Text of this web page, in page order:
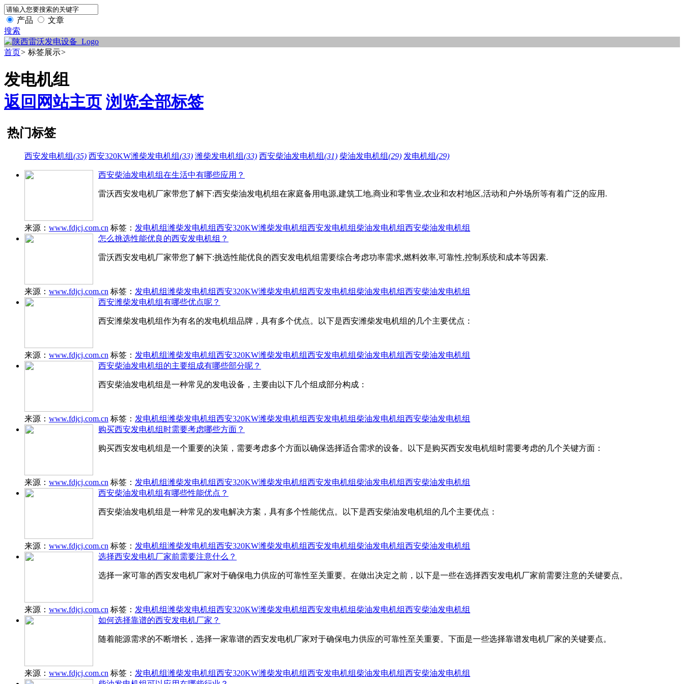
产品
文章
搜索
首页> 标签展示>
发电机组
返回网站主页 浏览全部标签
热门标签
西安发电机组(35) 西安320KW潍柴发电机组(33) 潍柴发电机组(33) 西安柴油发电机组(31) 柴油发电机组(29) 发电机组(29)
西安柴油发电机组在生活中有哪些应用？
雷沃西安发电机厂家带您了解下:西安柴油发电机组在家庭备用电源,建筑工地,商业和零售业,农业和农村地区,活动和户外场所等有着广泛的应用.
来源： www.fdjcj.com.cn 标签： 发电机组潍柴发电机组西安320KW潍柴发电机组西安发电机组柴油发电机组西安柴油发电机组
怎么挑选性能优良的西安发电机组？
雷沃西安发电机厂家带您了解下:挑选性能优良的西安发电机组需要综合考虑功率需求,燃料效率,可靠性,控制系统和成本等因素.
来源： www.fdjcj.com.cn 标签： 发电机组潍柴发电机组西安320KW潍柴发电机组西安发电机组柴油发电机组西安柴油发电机组
西安潍柴发电机组有哪些优点呢？
西安潍柴发电机组作为有名的发电机组品牌，具有多个优点。以下是西安潍柴发电机组的几个主要优点：
来源： www.fdjcj.com.cn 标签： 发电机组潍柴发电机组西安320KW潍柴发电机组西安发电机组柴油发电机组西安柴油发电机组
西安柴油发电机组的主要组成有哪些部分呢？
西安柴油发电机组是一种常见的发电设备，主要由以下几个组成部分构成：
来源： www.fdjcj.com.cn 标签： 发电机组潍柴发电机组西安320KW潍柴发电机组西安发电机组柴油发电机组西安柴油发电机组
购买西安发电机组时需要考虑哪些方面？
购买西安发电机组是一个重要的决策，需要考虑多个方面以确保选择适合需求的设备。以下是购买西安发电机组时需要考虑的几个关键方面：
来源： www.fdjcj.com.cn 标签： 发电机组潍柴发电机组西安320KW潍柴发电机组西安发电机组柴油发电机组西安柴油发电机组
西安柴油发电机组有哪些性能优点？
西安柴油发电机组是一种常见的发电解决方案，具有多个性能优点。以下是西安柴油发电机组的几个主要优点：
来源： www.fdjcj.com.cn 标签： 发电机组潍柴发电机组西安320KW潍柴发电机组西安发电机组柴油发电机组西安柴油发电机组
选择西安发电机厂家前需要注意什么？
选择一家可靠的西安发电机厂家对于确保电力供应的可靠性至关重要。在做出决定之前，以下是一些在选择西安发电机厂家前需要注意的关键要点。
来源： www.fdjcj.com.cn 标签： 发电机组潍柴发电机组西安320KW潍柴发电机组西安发电机组柴油发电机组西安柴油发电机组
如何选择靠谱的西安发电机厂家？
随着能源需求的不断增长，选择一家靠谱的西安发电机厂家对于确保电力供应的可靠性至关重要。下面是一些选择靠谱发电机厂家的关键要点。
来源： www.fdjcj.com.cn 标签： 发电机组潍柴发电机组西安320KW潍柴发电机组西安发电机组柴油发电机组西安柴油发电机组